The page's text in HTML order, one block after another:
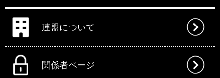
連盟について
関係者ページ